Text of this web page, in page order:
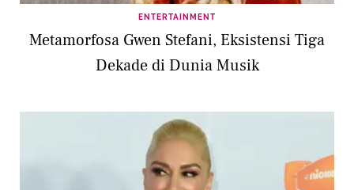
ENTERTAINMENT
Metamorfosa Gwen Stefani, Eksistensi Tiga
Dekade di Dunia Musik